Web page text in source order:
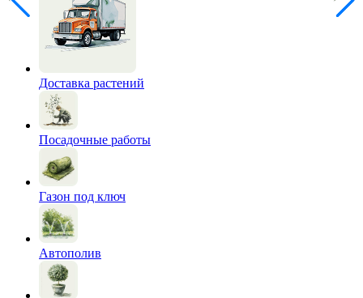
Доставка растений
Посадочные работы
Газон под ключ
Автополив